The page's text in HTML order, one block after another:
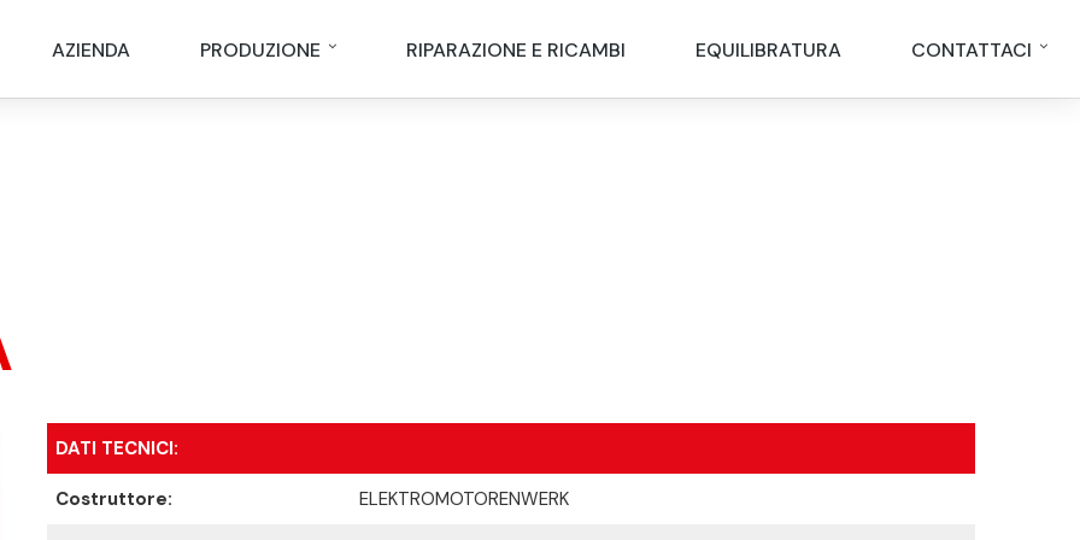
AZIENDA PRODUZIONE RIPARAZIONE E RICAMBI EQUILIBRATURA CONTATTACI
DATI TECNICI:
Costruttore: ELEKTROMOTORENWERK